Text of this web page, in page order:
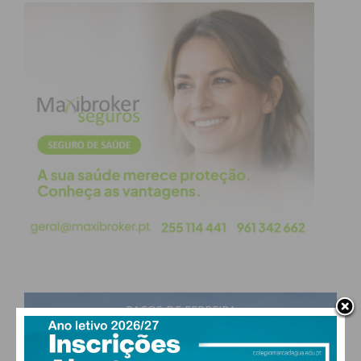
Em resposta a Luís Monteiro, falou da execução
orçamental abaixo dos 85%, tendo sido do lado da
receita de 67,7% e do lado da despesa de 71,5%.
“Mas quais são as consequências para os
penafidelenses, para as juntas, para a Câmara?
Nenhumas”, assegurou, justificando a necessidade
de inflacionar os valores para poder realizar obras.
socialistas e deixar, também ele, alguns dados
aumento de 70% face ao ano de 2024. “Isto resulta
de uma estratégia de desenvolvimento nas nossas
PAÇOS DE FERREIRA
°
scattered clouds